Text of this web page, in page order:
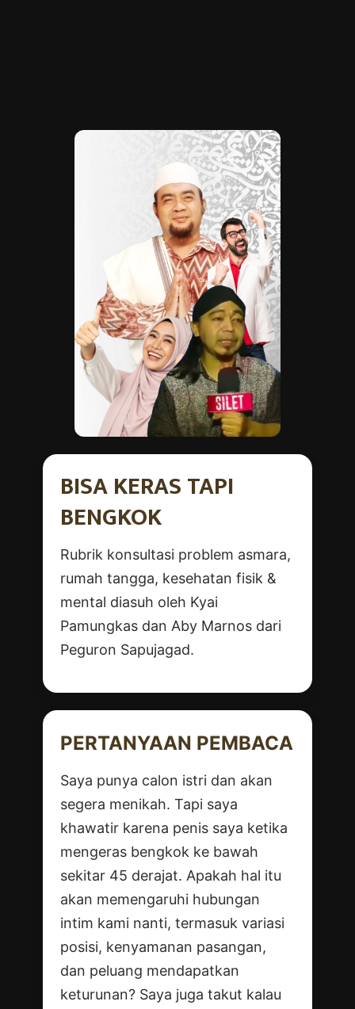
BISA KERAS TAPI
BENGKOK
Rubrik konsultasi problem asmara,
rumah tangga, kesehatan fisik &
mental diasuh oleh Kyai
Pamungkas dan Aby Marnos dari
Peguron Sapujagad.
PERTANYAAN PEMBACA
Saya punya calon istri dan akan
segera menikah. Tapi saya
khawatir karena penis saya ketika
mengeras bengkok ke bawah
sekitar 45 derajat. Apakah hal itu
akan memengaruhi hubungan
intim kami nanti, termasuk variasi
posisi, kenyamanan pasangan,
dan peluang mendapatkan
keturunan? Saya juga takut kalau